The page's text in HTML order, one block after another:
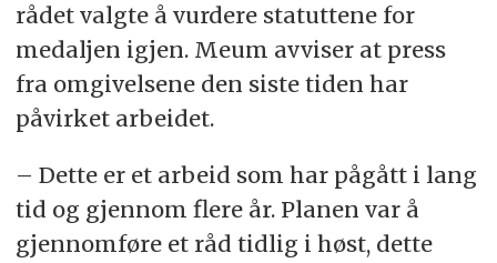
rådet valgte å vurdere statuttene for
medaljen igjen. Meum avviser at press
fra omgivelsene den siste tiden har
påvirket arbeidet.
– Dette er et arbeid som har pågått i lang
tid og gjennom flere år. Planen var å
gjennomføre et råd tidlig i høst, dette